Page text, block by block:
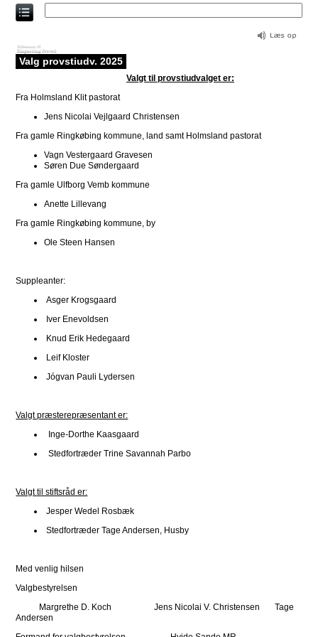
Direkte
til
Valg provstiudv. 2025
Valgt til provstiudvalget er:
Fra Holmsland Klit pastorat
Jens Nicolai Vejlgaard Christensen
Fra gamle Ringkøbing kommune, land samt Holmsland pastorat
Vagn Vestergaard Gravesen
Søren Due Søndergaard
Fra gamle Ulfborg Vemb kommune
Anette Lillevang
Fra gamle Ringkøbing kommune, by
Ole Steen Hansen
Suppleanter:
Asger Krogsgaard
Iver Enevoldsen
Knud Erik Hedegaard
Leif Kloster
Jógvan Pauli Lydersen
Valgt præsterepræsentant er:
Inge-Dorthe Kaasgaard
Stedfortræder Trine Savannah Parbo
Valgt til stiftsråd er:
Jesper Wedel Rosbæk
Stedfortræder Tage Andersen, Husby
Med venlig hilsen
Valgbestyrelsen
Margrethe D. Koch Jens Nicolai V. Christensen Tage
Andersen